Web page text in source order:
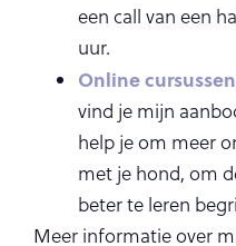
een call van een
uur.
Online cursussen
vind je mijn
help je om meer
met je hond, om
beter te leren
Meer informatie over